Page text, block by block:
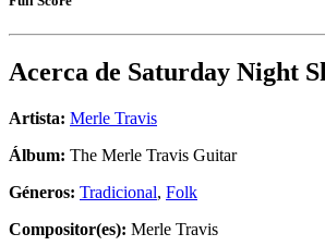
Acerca de Saturday Night
Artista: Merle Travis
Álbum: The Merle Travis Guitar
Géneros: Tradicional, Folk
Compositor(es): Merle Travis